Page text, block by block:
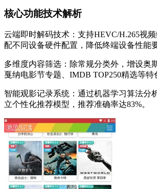
核心功能技术解析
云端即时解码技术：支持HEVC/H.265视
配不同设备硬件配置，降低终端设备性能
多维度内容筛选：除常规分类外，增设奥
戛纳电影节专题、IMDB TOP250精选等特
智能观影记录系统：通过机器学习算法分
立个性化推荐模型，推荐准确率达83%。